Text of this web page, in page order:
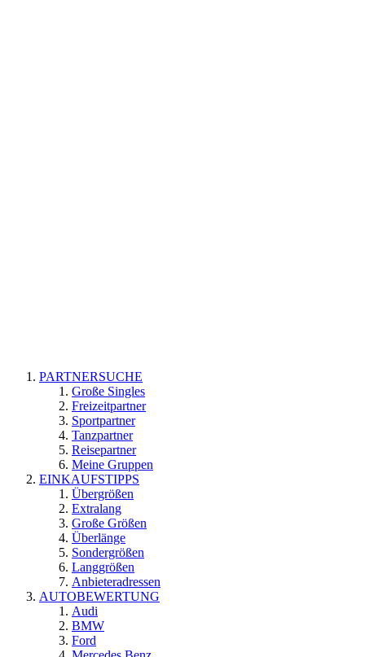
PARTNERSUCHE
Große Singles
Freizeitpartner
Sportpartner
Tanzpartner
Reisepartner
Meine Gruppen
EINKAUFSTIPPS
Übergrößen
Extralang
Große Größen
Überlänge
Sondergrößen
Langgrößen
Anbieteradressen
AUTOBEWERTUNG
Audi
BMW
Ford